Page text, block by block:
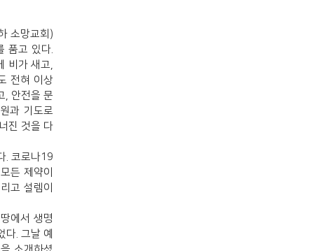
소망교회)
품고 있다.
비가 새고,
전혀 이상
, 안전을 문
과 기도로
진 것을 다
. 코로나19
든 제약이
고 설렘이
에서 생명
. 그날 예